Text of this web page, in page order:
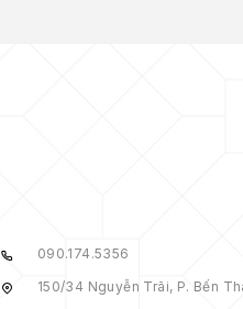
090.174.5356
150/34 Nguyễn Trãi, P. Bến